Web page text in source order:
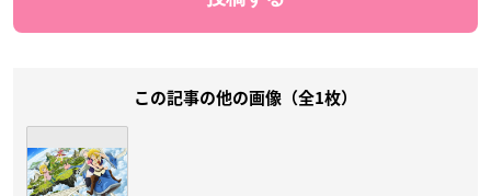
この記事の他の画像（全1枚）